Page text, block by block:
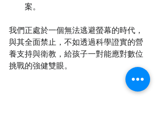
案。
我們正處於一個無法逃避螢幕的時代，
與其全面禁止，不如透過科學證實的營
養支持與衛教，給孩子一對能應對數位
挑戰的強健雙眼。